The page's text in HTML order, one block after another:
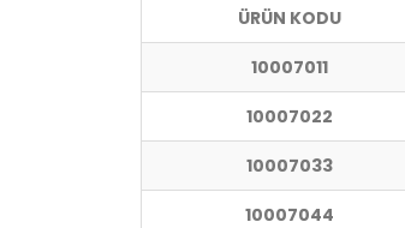
ÜRÜN KODU
10007011
10007022
10007033
10007044